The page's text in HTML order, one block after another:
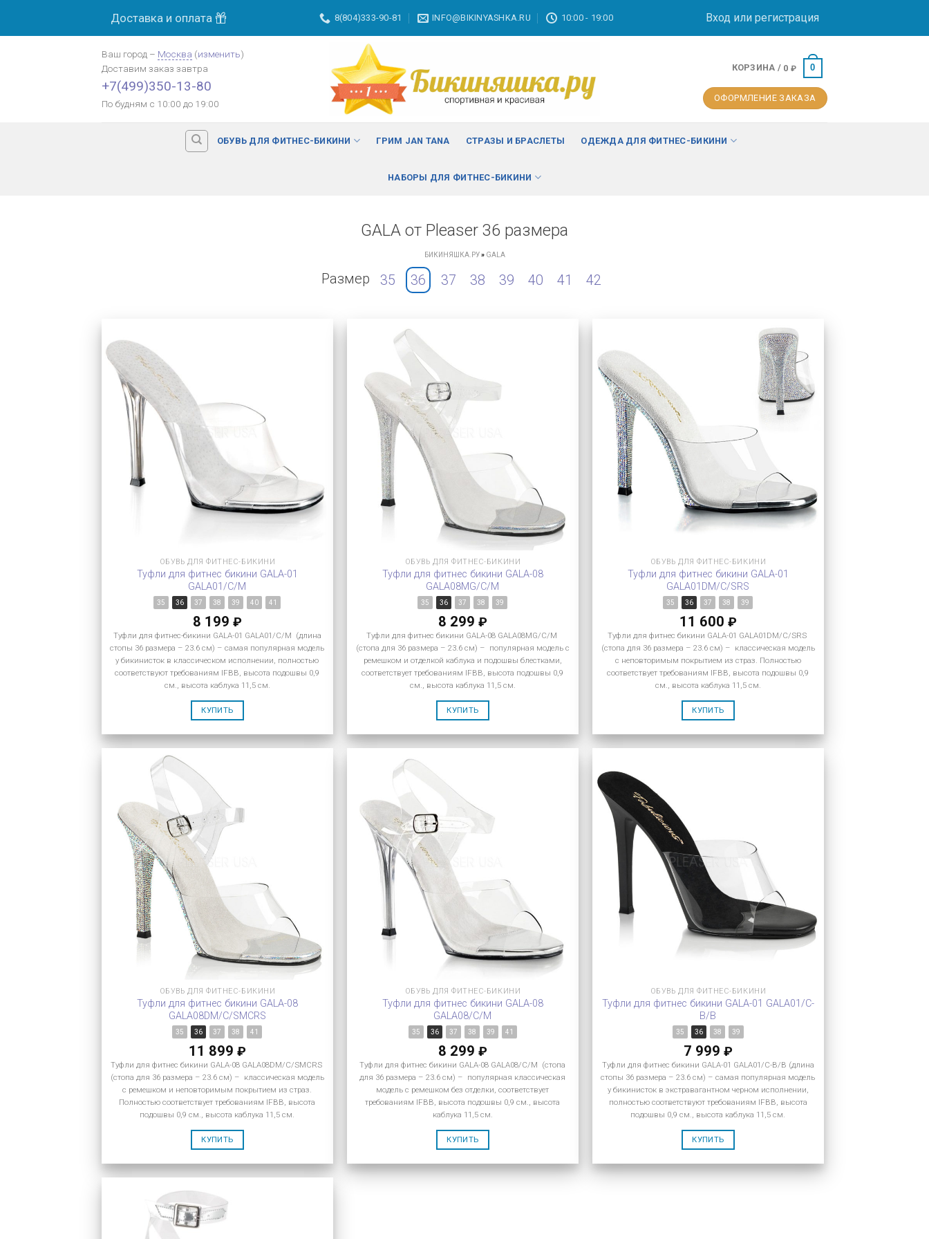
Доставка и оплата 8(804)333-90-81 INFO@BIKINYASHKA.RU 10:00 - 19:00 Вход или регистрация
Ваш город – Москва (изменить)
Доставим заказ завтра
+7(499)350-13-80
По будням с 10:00 до 19:00
КОРЗИНА / 0 ₽ 0
ОФОРМЛЕНИЕ ЗАКАЗА
ОБУВЬ ДЛЯ ФИТНЕС-БИКИНИ ГРИМ JAN TANA СТРАЗЫ И БРАСЛЕТЫ ОДЕЖДА ДЛЯ ФИТНЕС-БИКИНИ
НАБОРЫ ДЛЯ ФИТНЕС-БИКИНИ
GALA от Pleaser 36 размера
БИКИНЯШКА.РУ» GALA
Размер 35 36 37 38 39 40 41 42
ОБУВЬ ДЛЯ ФИТНЕС-БИКИНИ
Туфли для фитнес бикини GALA-01
GALA01/C/M
35 36 37 38 39 40 41
8 199 ₽
Туфли для фитнес-бикини GALA-01 GALA01/C/M (длина
стопы 36 размера – 23.6 см) – самая популярная модель
у бикинисток в классическом исполнении, полностью
соответствуют требованиям IFBB, высота подошвы 0,9
см., высота каблука 11,5 см.
КУПИТЬ
ОБУВЬ ДЛЯ ФИТНЕС-БИКИНИ
Туфли для фитнес бикини GALA-08
GALA08MG/C/M
35 36 37 38 39
8 299 ₽
Туфли для фитнес бикини GALA-08 GALA08MG/C/M
(стопа для 36 размера – 23.6 см) – популярная модель с
ремешком и отделкой каблука и подошвы блестками,
соответствует требованиям IFBB, высота подошвы 0,9
см., высота каблука 11,5 см.
КУПИТЬ
ОБУВЬ ДЛЯ ФИТНЕС-БИКИНИ
Туфли для фитнес бикини GALA-01
GALA01DM/C/SRS
35 36 37 38 39
11 600 ₽
Туфли для фитнес бикини GALA-01 GALA01DM/C/SRS
(стопа для 36 размера – 23.6 см) – классическая модель
с неповторимым покрытием из страз. Полностью
соответствует требованиям IFBB, высота подошвы 0,9
см., высота каблука 11,5 см.
КУПИТЬ
ОБУВЬ ДЛЯ ФИТНЕС-БИКИНИ
Туфли для фитнес бикини GALA-08
GALA08DM/C/SMCRS
35 36 37 38 41
11 899 ₽
Туфли для фитнес бикини GALA-08 GALA08DM/C/SMCRS
(стопа для 36 размера – 23.6 см) – классическая модель
с ремешком и неповторимым покрытием из страз.
Полностью соответствует требованиям IFBB, высота
подошвы 0,9 см., высота каблука 11,5 см.
КУПИТЬ
ОБУВЬ ДЛЯ ФИТНЕС-БИКИНИ
Туфли для фитнес бикини GALA-08
GALA08/C/M
35 36 37 38 39 41
8 299 ₽
Туфли для фитнес бикини GALA-08 GALA08/C/M (стопа
для 36 размера – 23.6 см) – популярная классическая
модель с ремешком без отделки, соответствует
требованиям IFBB, высота подошвы 0,9 см., высота
каблука 11,5 см.
КУПИТЬ
ОБУВЬ ДЛЯ ФИТНЕС-БИКИНИ
Туфли для фитнес бикини GALA-01 GALA01/C-
B/B
35 36 38 39
7 999 ₽
Туфли для фитнес бикини GALA-01 GALA01/C-B/B (длина
стопы 36 размера – 23.6 см) – самая популярная модель
у бикинисток в экстравагантном черном исполнении,
полностью соответствуют требованиям IFBB, высота
подошвы 0,9 см., высота каблука 11,5 см.
КУПИТЬ